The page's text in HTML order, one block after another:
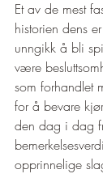
Et av de mest
historien dens
unngikk å bli
være
som forhandlet
for å bevare
den dag i dag
opprinnelige